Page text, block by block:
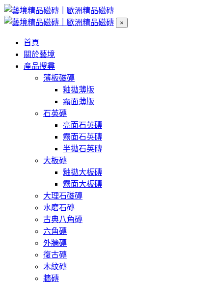
×
首頁
關於藝境
產品搜尋
薄板磁磚
釉拋薄版
霧面薄版
石英磚
亮面石英磚
霧面石英磚
半拋石英磚
大板磚
釉拋大板磚
霧面大板磚
大理石磁磚
水磨石磚
古典八角磚
六角磚
外牆磚
復古磚
木紋磚
牆磚